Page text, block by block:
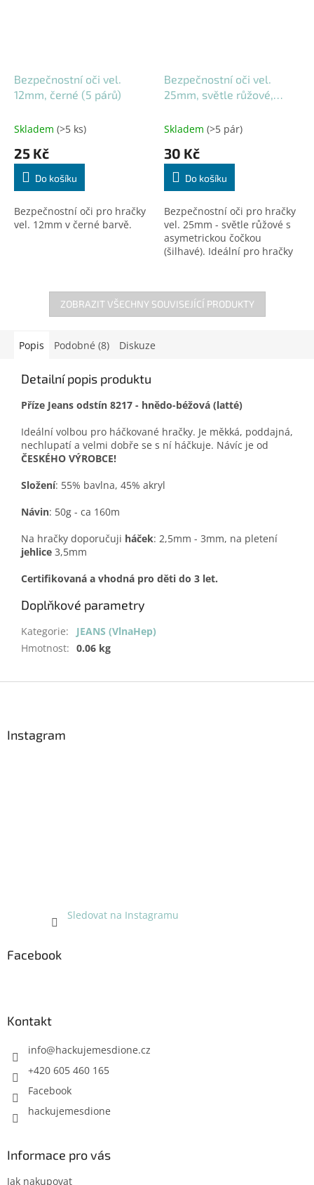
Bezpečnostní oči vel.
12mm, černé (5 párů)
Skladem (>5 ks)
25 Kč
Do košíku
Bezpečnostní oči pro hračky
vel. 12mm v černé barvě.
Bezpečnostní oči vel.
25mm, světle růžové,
Skladem (>5 pár)
30 Kč
Do košíku
Bezpečnostní oči pro hračky
vel. 25mm - světle růžové s
asymetrickou čočkou
(šilhavé). Ideální pro hračky
ZOBRAZIT VŠECHNY SOUVISEJÍCÍ PRODUKTY
Popis Podobné (8) Diskuze
Detailní popis produktu
Příze Jeans odstín 8217 - hnědo-béžová (latté)
Ideální volbou pro háčkované hračky. Je měkká, poddajná,
nechlupatí a velmi dobře se s ní háčkuje. Návíc je od
ČESKÉHO VÝROBCE!
Složení: 55% bavlna, 45% akryl
Návin: 50g - ca 160m
Na hračky doporučuji háček: 2,5mm - 3mm, na pletení
jehlice 3,5mm
Certifikovaná a vhodná pro děti do 3 let.
Doplňkové parametry
Kategorie:
JEANS (VlnaHep)
Hmotnost: 0.06 kg
Instagram
Sledovat na Instagramu
Facebook
Kontakt
info@hackujemesdione.cz
+420 605 460 165
Facebook
hackujemesdione
Informace pro vás
Jak nakupovat